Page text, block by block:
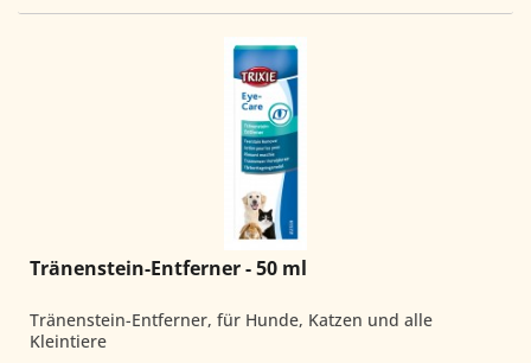
Tränenstein-Entferner - 50 ml
Tränenstein-Entferner, für Hunde, Katzen und alle
Kleintiere